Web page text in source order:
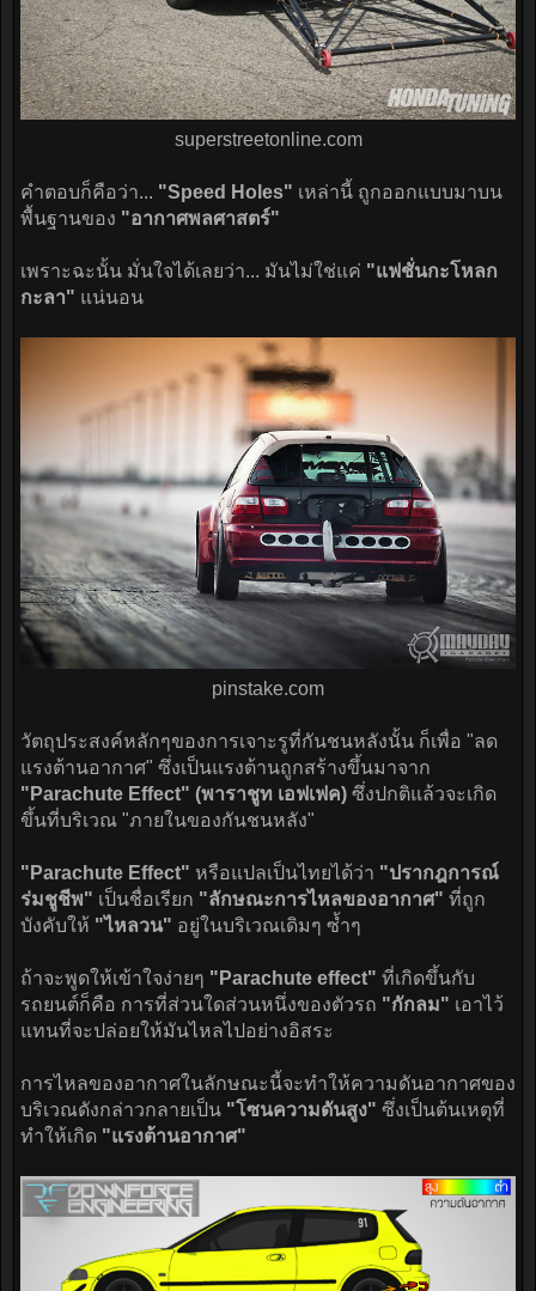
superstreetonline.com​
คำตอบก็คือว่า... "Speed Holes" เหล่านี้ ถูกออกแบบมาบน
พื้นฐานของ "อากาศพลศาสตร์"
เพราะฉะนั้น มั่นใจได้เลยว่า... มันไม่ใช่แค่ "แฟชั่นกะโหลก
กะลา" แน่นอน
pinstake.com​
วัตถุประสงค์หลักๆของการเจาะรูที่กันชนหลังนั้น ก็เพื่อ "ลด
แรงต้านอากาศ" ซึ่งเป็นแรงต้านถูกสร้างขึ้นมาจาก
"Parachute Effect" (พาราชูท เอฟเฟค) ซึ่งปกติแล้วจะเกิด
ขึ้นที่บริเวณ "ภายในของกันชนหลัง"
"Parachute Effect" หรือแปลเป็นไทยได้ว่า "ปรากฎการณ์
ร่มชูชีพ" เป็นชื่อเรียก "ลักษณะการไหลของอากาศ" ที่ถูก
บังคับให้ "ไหลวน" อยู่ในบริเวณเดิมๆ ซ้ำๆ
ถ้าจะพูดให้เข้าใจง่ายๆ "Parachute effect" ที่เกิดขึ้นกับ
รถยนต์ก็คือ การที่ส่วนใดส่วนหนึ่งของตัวรถ "กักลม" เอาไว้
แทนที่จะปล่อยให้มันไหลไปอย่างอิสระ
การไหลของอากาศในลักษณะนี้จะทำให้ความดันอากาศของ
บริเวณดังกล่าวกลายเป็น "โซนความดันสูง" ซึ่งเป็นต้นเหตุที่
ทำให้เกิด "แรงต้านอากาศ"